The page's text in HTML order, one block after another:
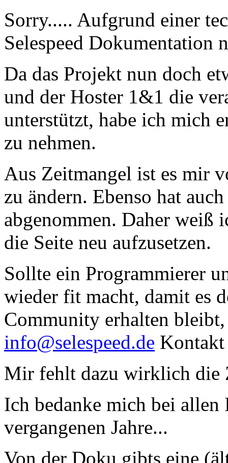
Sorry..... Aufgrund einer
Selespeed Dokumentation
Da das Projekt nun doch
und der Hoster 1&1 die
unterstützt, habe ich mich
zu nehmen.
Aus Zeitmangel ist es mir
zu ändern. Ebenso hat
abgenommen. Daher weiß
die Seite neu aufzusetzen.
Sollte ein Programmierer
wieder fit macht, damit es
Community erhalten
info@selespeed.de
Mir fehlt dazu wirklich die
Ich bedanke mich bei allen
vergangenen Jahre...
Von der Doku gibts eine